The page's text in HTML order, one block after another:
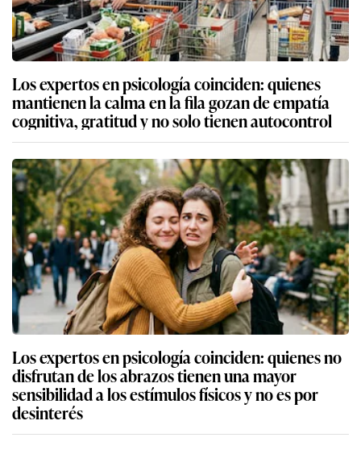
Los expertos en psicología coinciden: quienes
mantienen la calma en la fila gozan de empatía
cognitiva, gratitud y no solo tienen autocontrol
Los expertos en psicología coinciden: quienes no
disfrutan de los abrazos tienen una mayor
sensibilidad a los estímulos físicos y no es por
desinterés